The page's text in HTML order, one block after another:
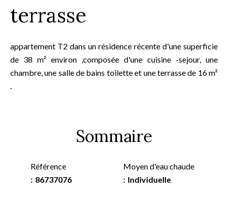
terrasse
appartement T2 dans un résidence récente d'une superficie
de 38 m² environ ,composée d'une cuisine -sejour, une
chambre, une salle de bains toilette et une terrasse de 16 m²
.
Sommaire
Référence
86737076
Moyen d'eau chaude
Individuelle